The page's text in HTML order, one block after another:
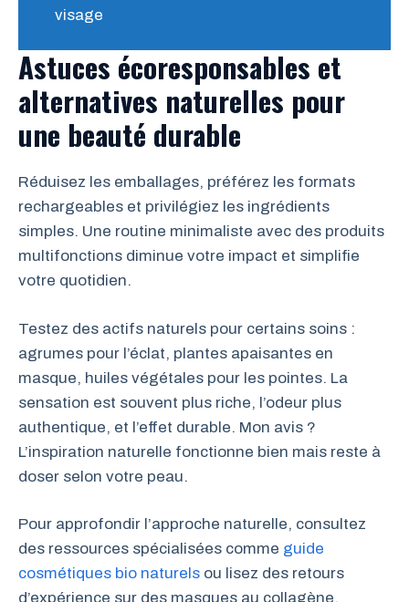
visage
Astuces écoresponsables et
alternatives naturelles pour
une beauté durable
Réduisez les emballages, préférez les formats
rechargeables et privilégiez les ingrédients
simples. Une routine minimaliste avec des produits
multifonctions diminue votre impact et simplifie
votre quotidien.
Testez des actifs naturels pour certains soins :
agrumes pour l’éclat, plantes apaisantes en
masque, huiles végétales pour les pointes. La
sensation est souvent plus riche, l’odeur plus
authentique, et l’effet durable. Mon avis ?
L’inspiration naturelle fonctionne bien mais reste à
doser selon votre peau.
Pour approfondir l’approche naturelle, consultez
des ressources spécialisées comme guide
cosmétiques bio naturels ou lisez des retours
d’expérience sur des masques au collagène.